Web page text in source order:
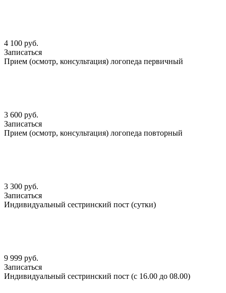
4 100 руб.
Записаться
Прием (осмотр, консультация) логопеда первичный
3 600 руб.
Записаться
Прием (осмотр, консультация) логопеда повторный
3 300 руб.
Записаться
Индивидуальный сестринский пост (сутки)
9 999 руб.
Записаться
Индивидуальный сестринский пост (с 16.00 до 08.00)